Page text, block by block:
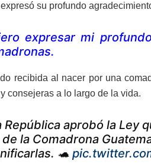
su profundo
expresar mi
recibida al nacer por una
consejeras a lo largo de la vida.
aprobó la Ley
la Comadrona
🐢